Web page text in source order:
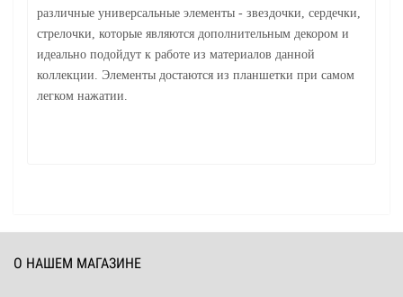
различные универсальные элементы - звездочки, сердечки,
стрелочки, которые являются дополнительным декором и
идеально подойдут к работе из материалов данной
коллекции. Элементы достаются из планшетки при самом
легком нажатии.
О НАШЕМ МАГАЗИНЕ